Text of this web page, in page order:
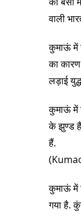
वाली
कुमाऊं में
का
लड़ाई
कुमाऊं में
के झुण्ड हैं
हैं.
कुमाऊं में
गया है.